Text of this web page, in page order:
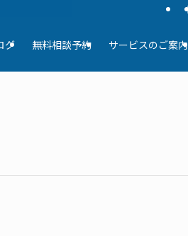
グ 無料相談予約 サービスのご案内